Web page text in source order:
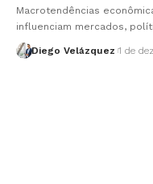
Macrotendências
influenciam mercados,
Diego Velázquez 1 de